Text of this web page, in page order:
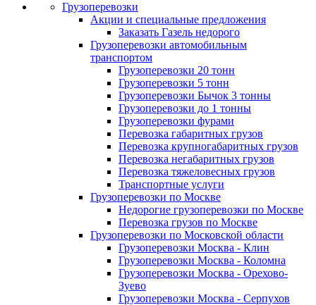
Грузоперевозки
Акции и специальные предложения
Заказать Газель недорого
Грузоперевозки автомобильным
транспортом
Грузоперевозки 20 тонн
Грузоперевозки 5 тонн
Грузоперевозки Бычок 3 тонны
Грузоперевозки до 1 тонны
Грузоперевозки фурами
Перевозка габаритных грузов
Перевозка крупногабаритных грузов
Перевозка негабаритных грузов
Перевозка тяжеловесных грузов
Транспортные услуги
Грузоперевозки по Москве
Недорогие грузоперевозки по Москве
Перевозка грузов по Москве
Грузоперевозки по Московской области
Грузоперевозки Москва - Клин
Грузоперевозки Москва - Коломна
Грузоперевозки Москва - Орехово-
Зуево
Грузоперевозки Москва - Серпухов